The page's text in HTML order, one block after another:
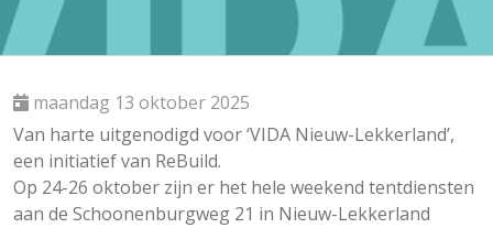
maandag 13 oktober 2025
Van harte uitgenodigd voor ‘VIDA Nieuw-Lekkerland’,
een initiatief van ReBuild.
Op 24-26 oktober zijn er het hele weekend tentdiensten
aan de Schoonenburgweg 21 in Nieuw-Lekkerland